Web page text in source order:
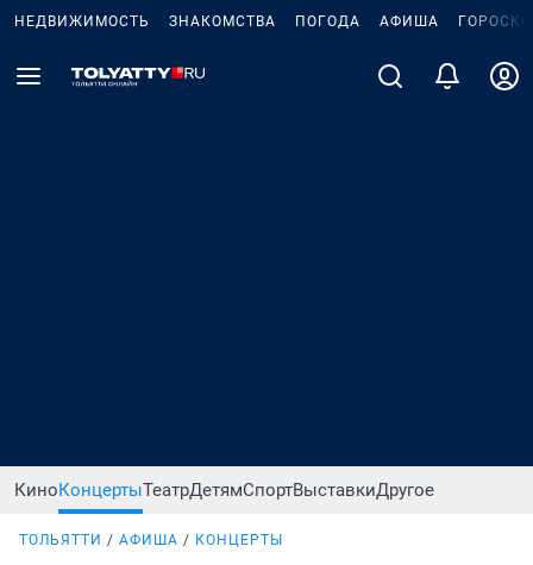
НЕДВИЖИМОСТЬ ЗНАКОМСТВА ПОГОДА АФИША
КиноКонцертыТеатрДетямСпортВыставкиДругое
ТОЛЬЯТТИ АФИША КОНЦЕРТЫ